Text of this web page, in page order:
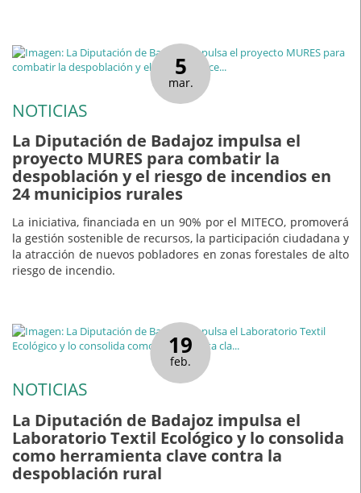
5
mar.
NOTICIAS
La Diputación de Badajoz impulsa el
proyecto MURES para combatir la
despoblación y el riesgo de incendios en
24 municipios rurales
La iniciativa, financiada en un 90% por el MITECO, promoverá
la gestión sostenible de recursos, la participación ciudadana y
la atracción de nuevos pobladores en zonas forestales de alto
riesgo de incendio.
19
feb.
NOTICIAS
La Diputación de Badajoz impulsa el
Laboratorio Textil Ecológico y lo consolida
como herramienta clave contra la
despoblación rural